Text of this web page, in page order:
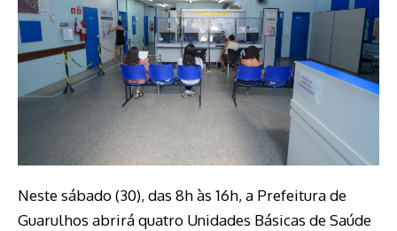
Neste sábado (30), das 8h às 16h, a Prefeitura de
Guarulhos abrirá quatro Unidades Básicas de Saúde